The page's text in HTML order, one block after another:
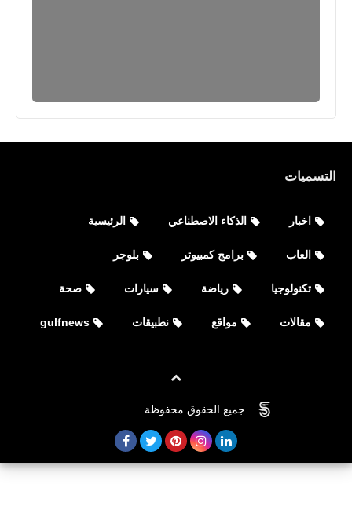
والأندرويد التحديث الجديد
التسميات
اخبار الذكاء الاصطناعي الرئيسية
العاب برامج كمبيوتر بلوجر
تكنولوجيا رياضة سيارات صحة
مقالات مواقع نطبيقات gulfnews
جميع الحقوق محفوظة